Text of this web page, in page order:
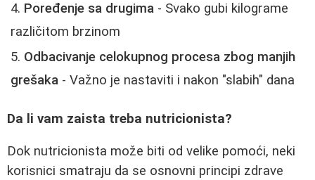
Poređenje sa drugima - Svako gubi kilograme
različitom brzinom
Odbacivanje celokupnog procesa zbog manjih
grešaka - Važno je nastaviti i nakon "slabih" dana
Da li vam zaista treba nutricionista?
Dok nutricionista može biti od velike pomoći, neki
korisnici smatraju da se osnovni principi zdrave